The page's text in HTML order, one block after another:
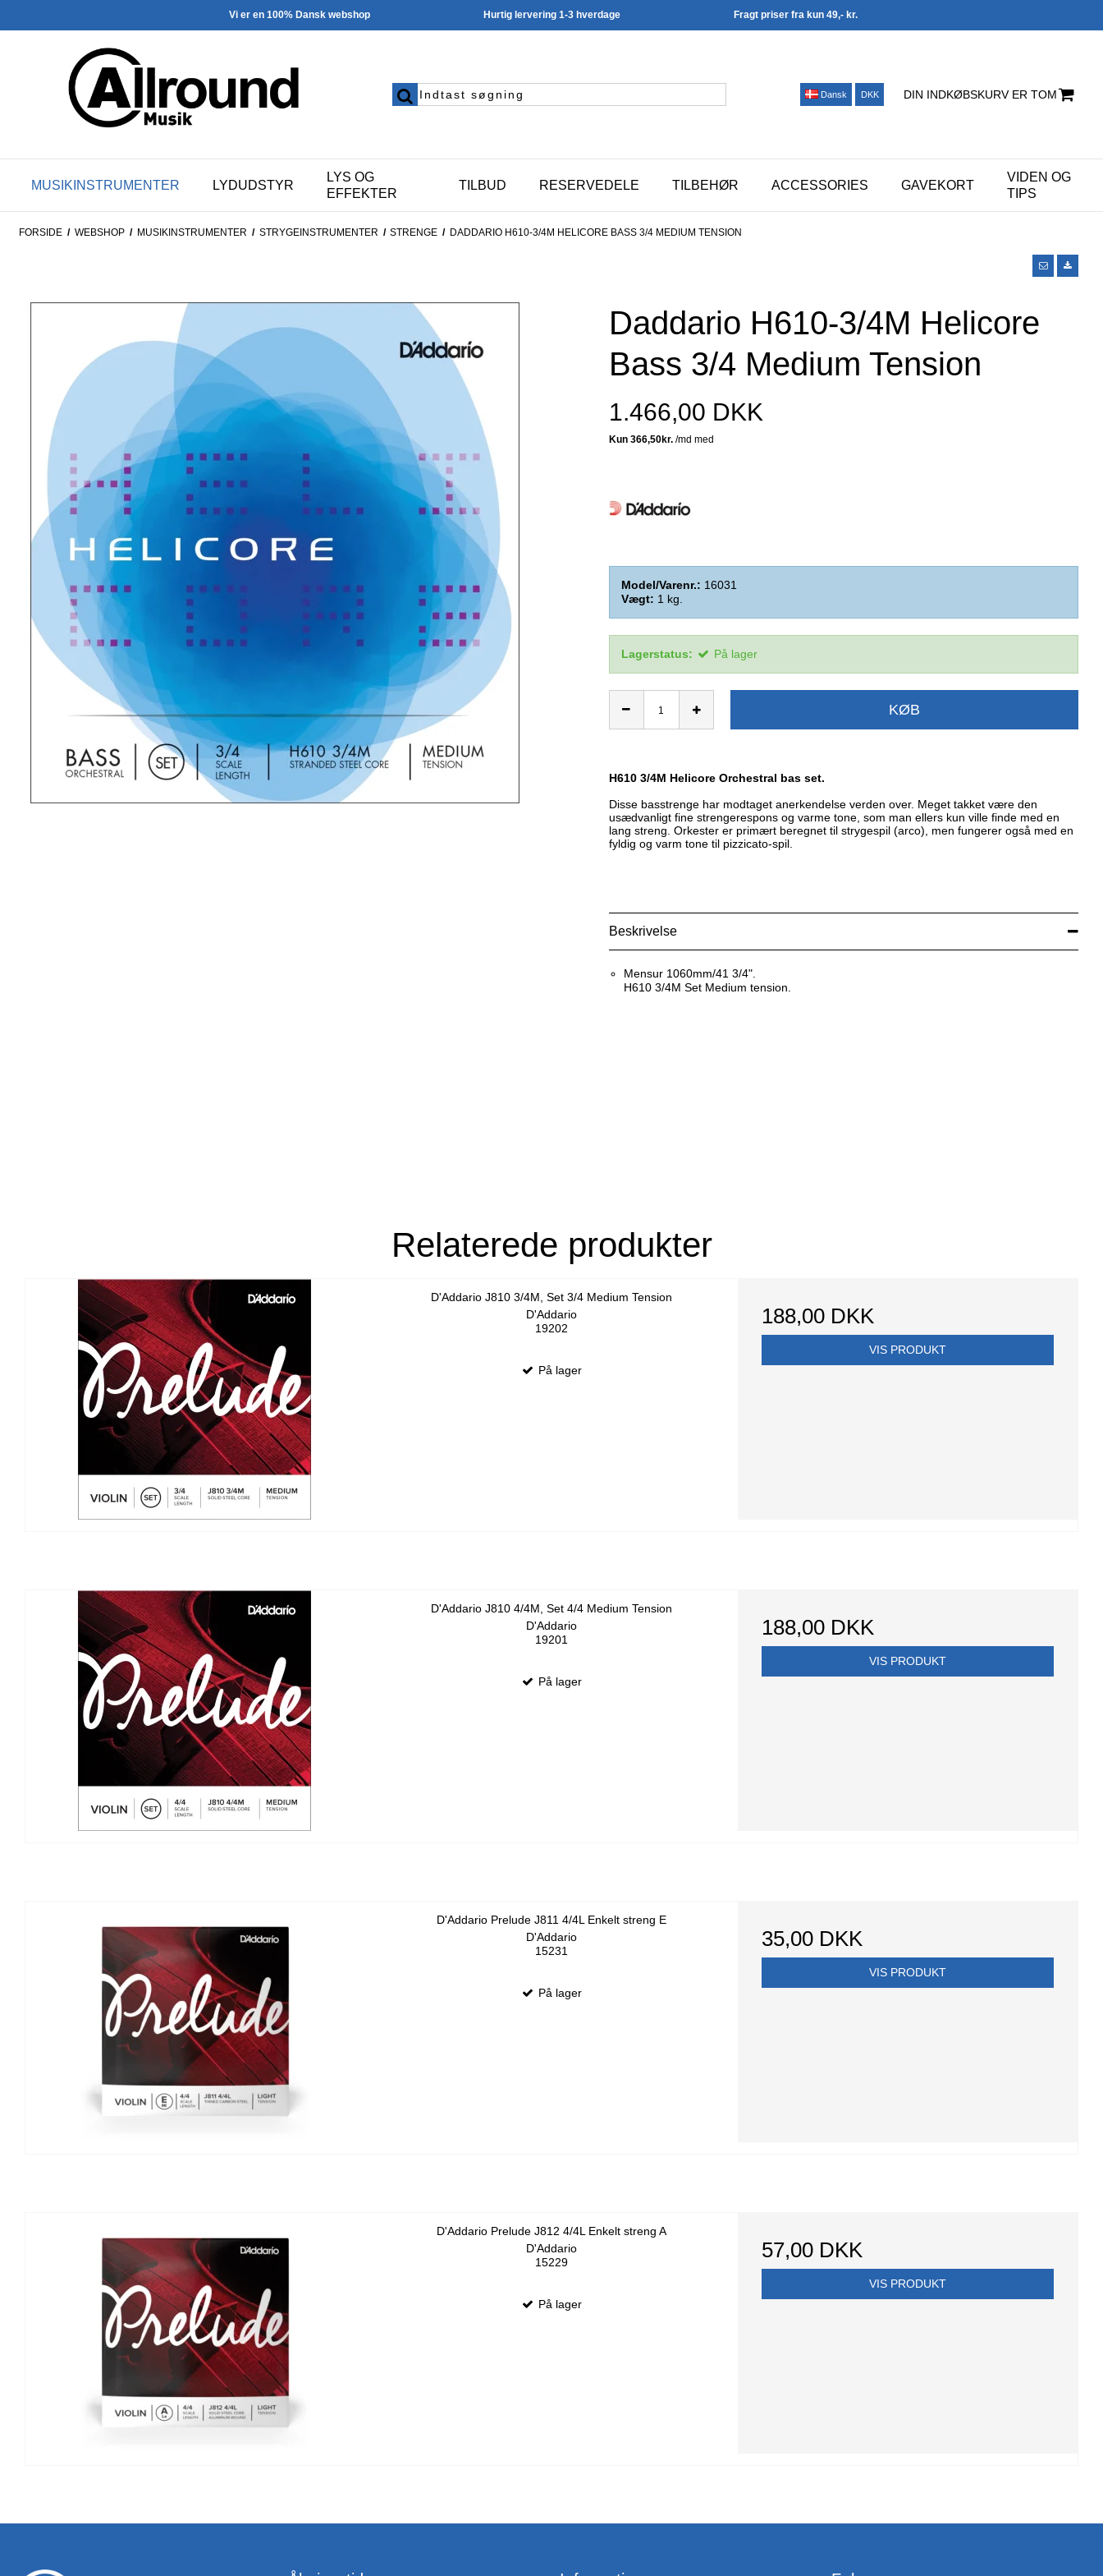
Vi er en 100% Dansk webshop Hurtig lervering 1-3 hverdage Fragt priser fra kun 49,- kr.
Dansk DKK DIN INDKØBSKURV ER TOM
MUSIKINSTRUMENTER LYDUDSTYR
LYS OG
EFFEKTER
TILBUD RESERVEDELE TILBEHØR ACCESSORIES GAVEKORT
VIDEN OG
TIPS
FORSIDE / WEBSHOP / MUSIKINSTRUMENTER / STRY­GE­IN­STRU­MEN­TER / STRENGE / DADDARIO H610-3/4M HELICORE BASS 3/4 MEDIUM TENSION
Daddario H610-3/4M Helicore
Bass 3/4 Medium Tension
1.466,00 DKK
Model/Varenr.: 16031
Vægt: 1 kg.
Lagerstatus: På lager
KØB
H610 3/4M Helicore Orchestral bas set.
Disse basstrenge har modtaget anerkendelse verden over. Meget takket være den
usædvanligt fine strengerespons og varme tone, som man ellers kun ville finde med en
lang streng. Orkester er primært beregnet til strygespil (arco), men fungerer også med en
fyldig og varm tone til pizzicato-spil.
Beskrivelse
Mensur 1060mm/41 3/4".
H610 3/4M Set Medium tension.
Relaterede produkter
D'Addario J810 3/4M, Set 3/4 Medium Tension
D'Addario
19202
På lager
188,00 DKK
VIS PRODUKT
D'Addario J810 4/4M, Set 4/4 Medium Tension
D'Addario
19201
På lager
188,00 DKK
VIS PRODUKT
D'Addario Prelude J811 4/4L Enkelt streng E
D'Addario
15231
På lager
35,00 DKK
VIS PRODUKT
D'Addario Prelude J812 4/4L Enkelt streng A
D'Addario
15229
På lager
57,00 DKK
VIS PRODUKT